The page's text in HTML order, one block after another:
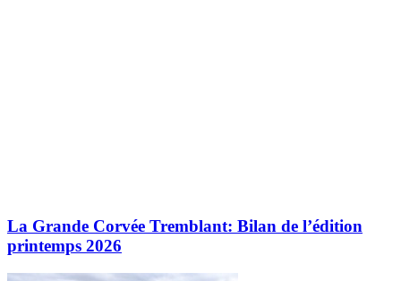
La Grande Corvée Tremblant: Bilan de l’édition
printemps 2026